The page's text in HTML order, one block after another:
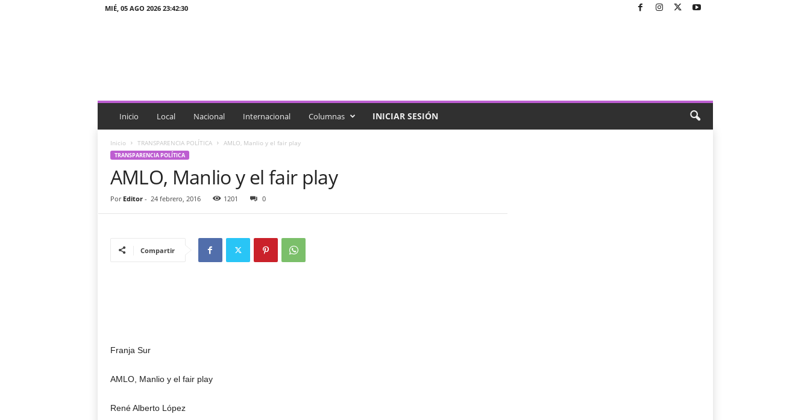
MIÉ, 05 AGO 2026 23:42:30
c
a
Inicio Local Nacional Internacional Columnas INICIAR SESIÓN
Inicio TRANSPARENCIA POLÍTICA AMLO, Manlio y el fair play
TRANSPARENCIA POLÍTICA
AMLO, Manlio y el fair play
Por Editor- 24 febrero, 2016 1201 0
Compartir
Franja Sur
AMLO, Manlio y el fair play
René Alberto López